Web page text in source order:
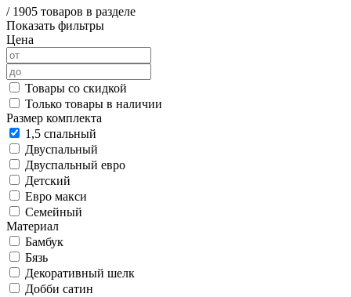
/ 1905 товаров в разделе
Показать фильтры
Цена
Товары со скидкой
Только товары в наличии
Размер комплекта
1,5 спальный
Двуспальный
Двуспальный евро
Детский
Евро макси
Семейный
Материал
Бамбук
Бязь
Декоративный шелк
Добби сатин